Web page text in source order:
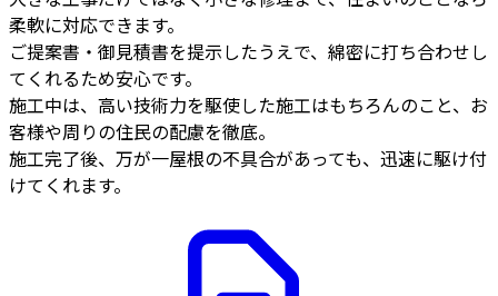
柔軟に対応できます。
ご提案書・御見積書を提示したうえで、綿密に打ち合わせし
てくれるため安心です。
施工中は、高い技術力を駆使した施工はもちろんのこと、お
客様や周りの住民の配慮を徹底。
施工完了後、万が一屋根の不具合があっても、迅速に駆け付
けてくれます。